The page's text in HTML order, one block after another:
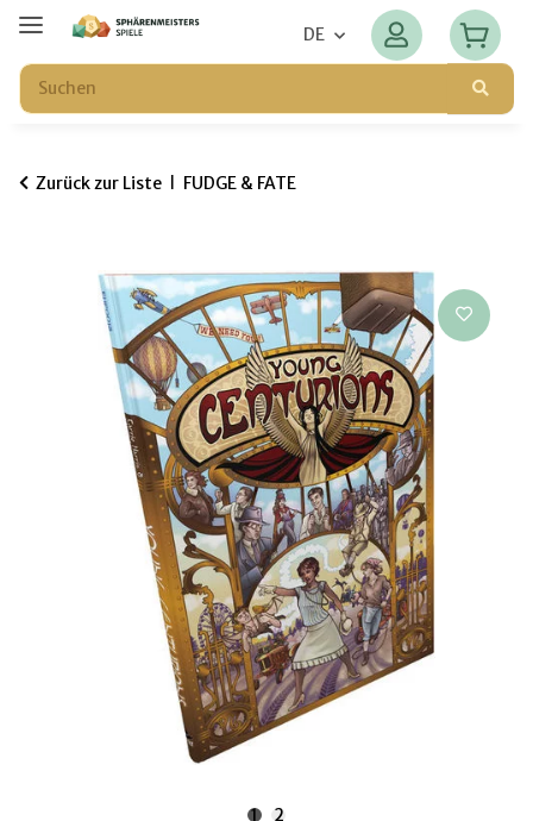
DE
Zurück zur Liste FUDGE & FATE
1 2